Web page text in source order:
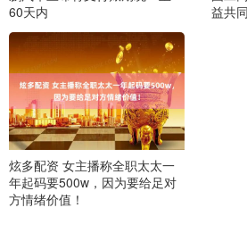
60天内
益共
炫多配资 女主播称全职太太一
年起码要500w，因为要给足对
方情绪价值！